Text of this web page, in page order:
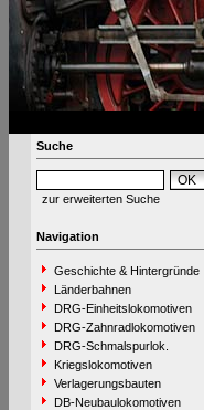
Suche
zur erweiterten Suche
Navigation
Geschichte & Hintergründe
Länderbahnen
DRG-Einheitslokomotiven
DRG-Zahnradlokomotiven
DRG-Schmalspurlok.
Kriegslokomotiven
Verlagerungsbauten
DB-Neubaulokomotiven